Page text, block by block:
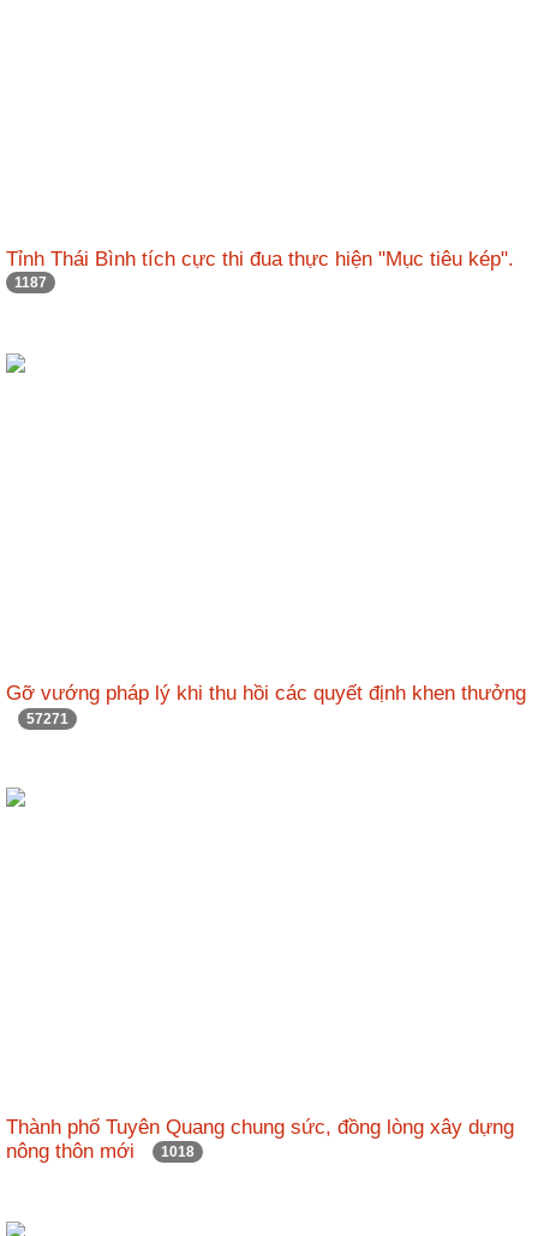
Tỉnh Thái Bình tích cực thi đua thực hiện "Mục tiêu kép".
1187
Gỡ vướng pháp lý khi thu hồi các quyết định khen thưởng
57271
Thành phố Tuyên Quang chung sức, đồng lòng xây dựng
nông thôn mới
1018